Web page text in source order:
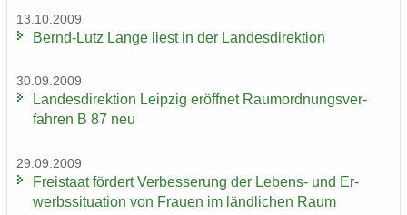
13.10.2009
Bernd-​Lutz Lange liest in der Lan­des­di­rek­ti­on
30.09.2009
Lan­des­di­rek­ti­on Leip­zig er­öff­net Raum­ord­nungs­ver­
fah­ren B 87 neu
29.09.2009
Frei­staat för­dert Ver­bes­se­rung der Lebens-​ und Er­
werbs­si­tua­ti­on von Frau­en im länd­li­chen Raum